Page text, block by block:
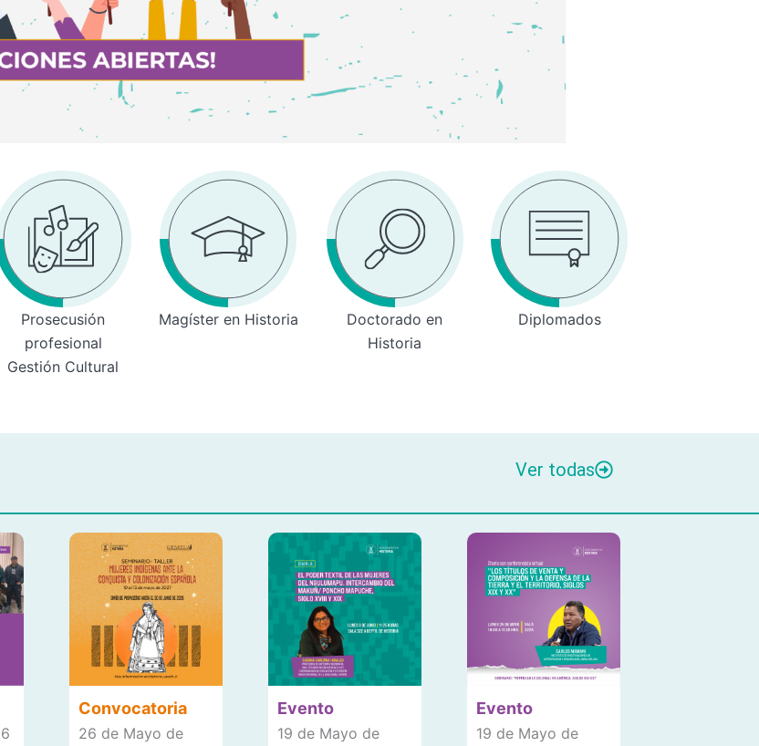
Prosecusión
profesional
Gestión Cultural
Magíster en Historia
Doctorado en
Historia
Diplomados
Ver todas
Convocatoria
26 de Mayo de
Evento
19 de Mayo de
Evento
19 de Mayo de